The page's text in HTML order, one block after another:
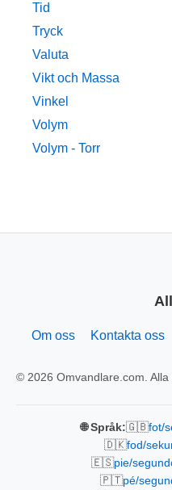
Tid
Tryck
Valuta
Vikt och Massa
Vinkel
Volym
Volym - Torr
Om oss Kontakta oss
© 2026 Omvandlare.com. Alla
🌐 Språk:🇬🇧fot/
🇩🇰fod/
🇪🇸pie/
🇵🇹pé/